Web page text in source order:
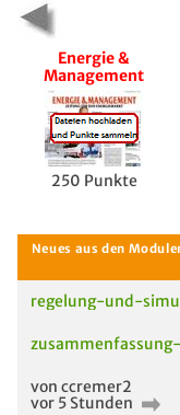
Energie &
Management
250 Punkte
regelung-und-
von ccremer2
vor 5 Stunden